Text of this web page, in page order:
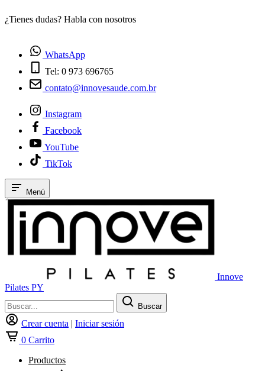
¿Tienes dudas? Habla con nosotros
WhatsApp
Tel: 0 973 696765
contato@innovesaude.com.br
Instagram
Facebook
YouTube
TikTok
Menú
Innove
Pilates PY
Buscar
Crear cuenta | Iniciar sesión
0 Carrito
Productos